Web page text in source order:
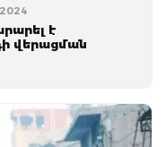
է
վերացման